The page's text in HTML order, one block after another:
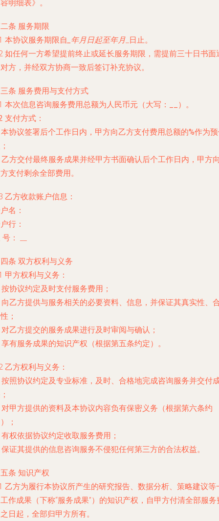
明细表》。
条 服务期限
本协议服务期限自 _年月日起至年月 _日止。
如任何一方希望提前终止或延长服务期限，需提前三十日书面
方，并经双方协商一致后签订补充协议。
条 服务费用与支付方式
本次信息咨询服务费用总额为人民币元（大写：
__）。
支付方式：
本协议签署后个工作日内，甲方向乙方支付费用总额的%作为
乙方交付最终服务成果并经甲方书面确认后个工作日内，甲方
支付剩余全部费用。
乙方收款账户信息：
名：
行：
：
条 双方权利与义务
甲方权利与义务：
协议约定及时支付服务费用；
向乙方提供与服务相关的必要资料、信息，并保证其真实性、
；
乙方提交的服务成果进行及时审阅与确认；
有服务成果的知识产权（根据第五条约定）。
乙方权利与义务：
按照协议约定及专业标准，及时、合格地完成咨询服务并交付
对甲方提供的资料及本协议内容负有保密义务（根据第六条约
；
权依据协议约定收取服务费用；
证其提供的信息咨询服务不侵犯任何第三方的合法权益。
条 知识产权
乙方为履行本协议所产生的研究报告、数据分析、策略建议等
作成果（下称“服务成果”）的知识产权，自甲方付清全部服务
日起，全部归甲方所有。